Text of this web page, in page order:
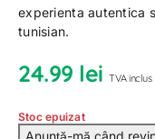
experienta autentica
tunisian.
24.99 lei TVA inclus
Stoc epuizat